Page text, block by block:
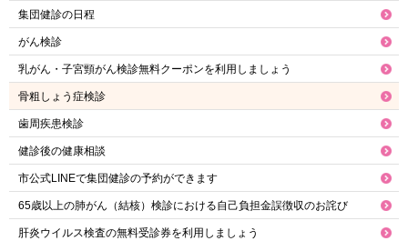
集団健診の日程
がん検診
乳がん・子宮頸がん検診無料クーポンを利用しましょう
骨粗しょう症検診
歯周疾患検診
健診後の健康相談
市公式LINEで集団健診の予約ができます
65歳以上の肺がん（結核）検診における自己負担金誤徴収のお詫び
肝炎ウイルス検査の無料受診券を利用しましょう